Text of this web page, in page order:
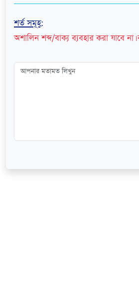
শর্ত সমূহ:
অশালিন শব্দ/বাক্য ব্যবহার করা যাবে